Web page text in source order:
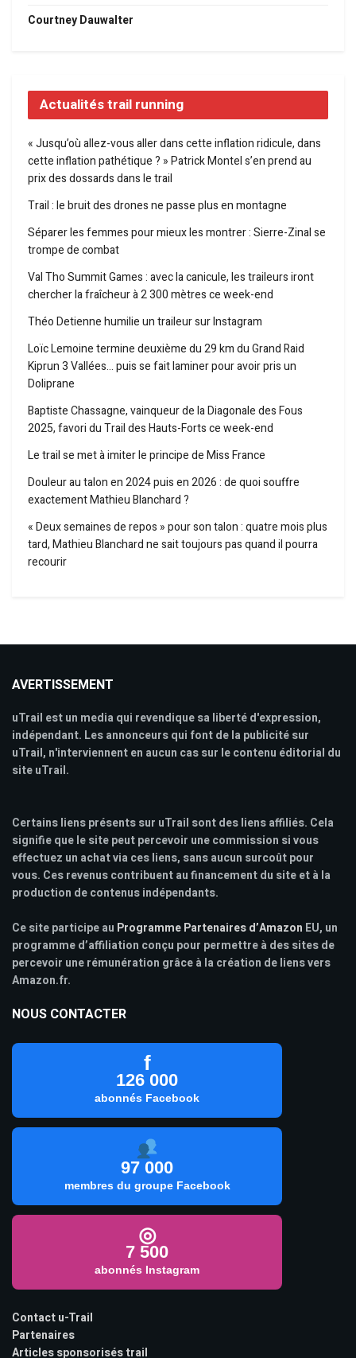
Courtney Dauwalter
Actualités trail running
« Jusqu’où allez-vous aller dans cette inflation ridicule, dans
cette inflation pathétique ? » Patrick Montel s’en prend au
prix des dossards dans le trail
Trail : le bruit des drones ne passe plus en montagne
Séparer les femmes pour mieux les montrer : Sierre-Zinal se
trompe de combat
Val Tho Summit Games : avec la canicule, les traileurs iront
chercher la fraîcheur à 2 300 mètres ce week-end
Théo Detienne humilie un traileur sur Instagram
Loïc Lemoine termine deuxième du 29 km du Grand Raid
Kiprun 3 Vallées… puis se fait laminer pour avoir pris un
Doliprane
Baptiste Chassagne, vainqueur de la Diagonale des Fous
2025, favori du Trail des Hauts-Forts ce week-end
Le trail se met à imiter le principe de Miss France
Douleur au talon en 2024 puis en 2026 : de quoi souffre
exactement Mathieu Blanchard ?
« Deux semaines de repos » pour son talon : quatre mois plus
tard, Mathieu Blanchard ne sait toujours pas quand il pourra
recourir
AVERTISSEMENT
uTrail est un media qui revendique sa liberté d'expression,
indépendant. Les annonceurs qui font de la publicité sur
uTrail, n'interviennent en aucun cas sur le contenu éditorial du
site uTrail.
Certains liens présents sur uTrail sont des liens affiliés. Cela
signifie que le site peut percevoir une commission si vous
effectuez un achat via ces liens, sans aucun surcoût pour
vous. Ces revenus contribuent au financement du site et à la
production de contenus indépendants.
Ce site participe au Programme Partenaires d’Amazon EU, un
programme d’affiliation conçu pour permettre à des sites de
percevoir une rémunération grâce à la création de liens vers
Amazon.fr.
NOUS CONTACTER
f
126 000
abonnés Facebook
97 000
membres du groupe Facebook
◎
7 500
abonnés Instagram
Contact u-Trail
Partenaires
Articles sponsorisés trail